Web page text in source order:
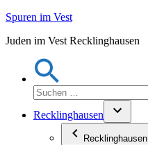
Zum
springen
Spuren im Vest
Juden im Vest Recklinghausen
Suchen
nach:
Recklinghausen
Recklinghausen